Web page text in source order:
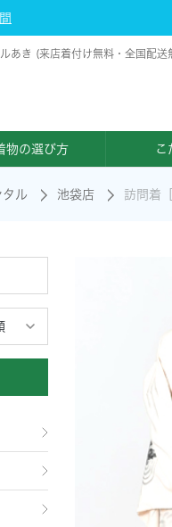
あき (来店着付け無料・全国配送
物の選び方 こ
ル 池袋店 訪問着